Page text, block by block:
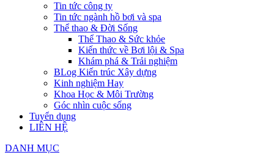
Tin tức công ty
Tin tức ngành hồ bơi và spa
Thể thao & Đời Sống
Thể Thao & Sức khỏe
Kiến thức về Bơi lội & Spa
Khám phá & Trải nghiệm
BLog Kiến trúc Xây dựng
Kinh nghiệm Hay
Khoa Học & Môi Trường
Góc nhìn cuộc sống
Tuyển dụng
LIÊN HỆ
DANH MỤC